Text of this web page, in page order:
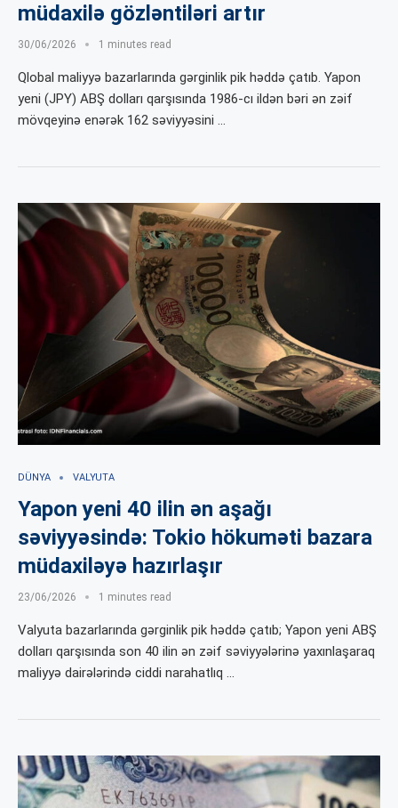
müdaxilə gözləntiləri artır
30/06/2026 1 minutes read
Qlobal maliyyə bazarlarında gərginlik pik həddə çatıb. Yapon
yeni (JPY) ABŞ dolları qarşısında 1986-cı ildən bəri ən zəif
mövqeyinə enərək 162 səviyyəsini …
DÜNYA VALYUTA
Yapon yeni 40 ilin ən aşağı
səviyyəsində: Tokio hökuməti bazara
müdaxiləyə hazırlaşır
23/06/2026 1 minutes read
Valyuta bazarlarında gərginlik pik həddə çatıb; Yapon yeni ABŞ
dolları qarşısında son 40 ilin ən zəif səviyyələrinə yaxınlaşaraq
maliyyə dairələrində ciddi narahatlıq …